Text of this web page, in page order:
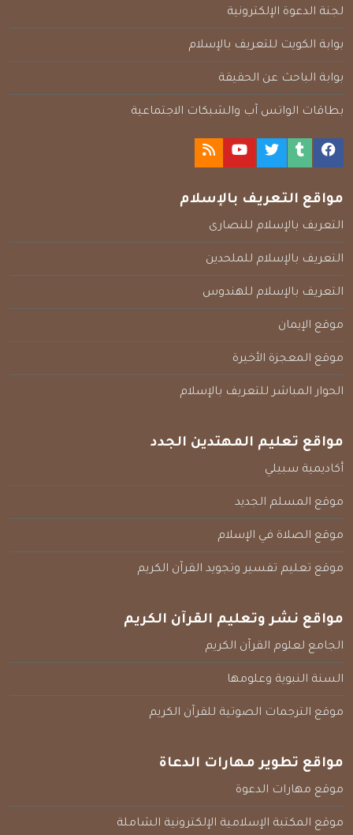
لجنة الدعوة الإلكترونية
بوابة الكويت للتعريف بالإسلام
بوابة الباحث عن الحقيقة
بطاقات الواتس آب والشبكات الاجتماعية
مواقع التعريف بالإسلام
التعريف بالإسلام للنصارى
التعريف بالإسلام للملحدين
التعريف بالإسلام للهندوس
موقع الإيمان
موقع المعجزة الأخيرة
الحوار المباشر للتعريف بالإسلام
مواقع تعليم المهتدين الجدد
أكاديمية سبيلي
موقع المسلم الجديد
موقع الصلاة في الإسلام
موقع تعليم تفسير وتجويد القرآن الكريم
مواقع نشر وتعليم القرآن الكريم
الجامع لعلوم القرآن الكريم
السنة النبوية وعلومها
موقع الترجمات الصوتية للقرآن الكريم
مواقع تطوير مهارات الدعاة
موقع مهارات الدعوة
موقع المكتبة الإسلامية الإلكترونية الشاملة